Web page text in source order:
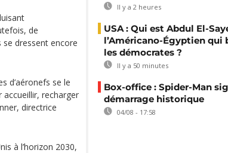
de
dressent encore
d’aéronefs se le
recharger
directrice
à l’horizon 2030,
Il y a 2 heures
USA : Qui est Abdul El-
l’Américano-Égyptien qui
les démocrates ?
Il y a 50 minutes
Box-office : Spider-Man
démarrage historique
04/08 - 17:58